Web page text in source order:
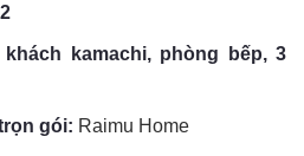
kamachi, phòng bếp, 3
gói: Raimu Home